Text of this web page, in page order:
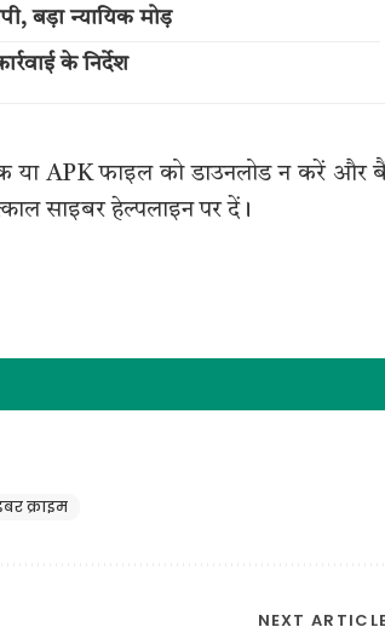
बड़ा न्यायिक मोड़
के निर्देश
या APK फाइल को डाउनलोड न करें और
साइबर हेल्पलाइन पर दें।
क्राइम
NEXT